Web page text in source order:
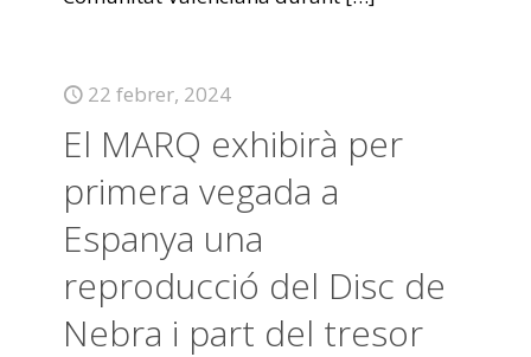
22 febrer, 2024
El MARQ exhibirà per
primera vegada a
Espanya una
reproducció del Disc de
Nebra i part del tresor